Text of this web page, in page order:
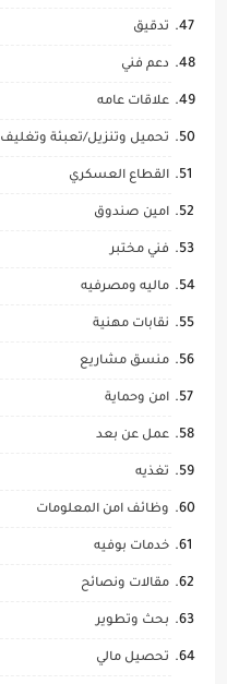
تدقيق
دعم فني
علاقات عامه
تحميل وتنزيل/تعبئة وتغليف
القطاع العسكري
امين صندوق
فني مختبر
ماليه ومصرفيه
نقابات مهنية
منسق مشاريع
امن وحماية
عمل عن بعد
تغذيه
وظائف امن المعلومات
خدمات بوفيه
مقالات ونصائح
بحث وتطوير
تحصيل مالي